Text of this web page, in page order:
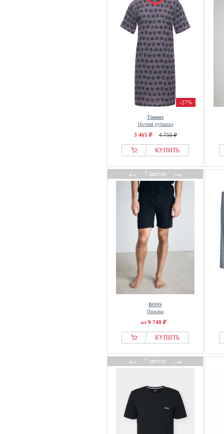
-27%
Timone
Ночная рубашка
3 465 ₽ 4 750 ₽
КУПИТЬ
←7 цветов→
BOSS
Пижама
от 9 740 ₽
КУПИТЬ
←7 цветов→